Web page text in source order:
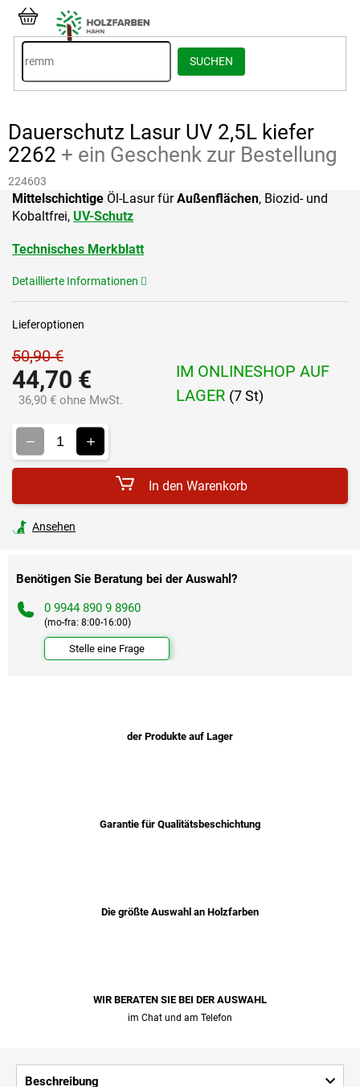
Inhalt
springen
SUCHEN
WARENKORB
Dauerschutz Lasur UV 2,5L kiefer
2262 + ein Geschenk zur Bestellung
224603
50,90 €
44,70 €
36,90 € ohne MwSt.
IM ONLINESHOP AUF
LAGER (7 St)
Lieferoptionen
In den Warenkorb
Mittelschichtige Öl-Lasur fürAußenflächen, Biozid- und
Kobaltfrei, UV-Schutz
Technisches Merkblatt
Detaillierte Informationen
Ansehen
Benötigen Sie Beratung bei der Auswahl?
0 9944 890 9 8960
(mo-fra: 8:00-16:00)
Stelle eine Frage
der Produkte auf Lager
Garantie für Qualitätsbeschichtung
Die größte Auswahl an Holzfarben
WIR BERATEN SIE BEI ​​DER AUSWAHL
im Chat und am Telefon
Beschreibung